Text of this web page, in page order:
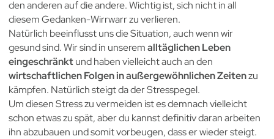
den anderen auf die andere. Wichtig ist, sich nicht in all
diesem Gedanken-Wirrwarr zu verlieren.
Natürlich beeinflusst uns die Situation, auch wenn wir
gesund sind. Wir sind in unseremalltäglichen Leben
eingeschränktund haben vielleicht auch an den
wirtschaftlichen Folgen in außergewöhnlichen Zeitenzu
kämpfen. Natürlich steigt da der Stresspegel.
Um diesen Stress zu vermeiden ist es demnach vielleicht
schon etwas zu spät, aber du kannst definitiv daran arbeiten
ihn abzubauen und somit vorbeugen, dass er wieder steigt.